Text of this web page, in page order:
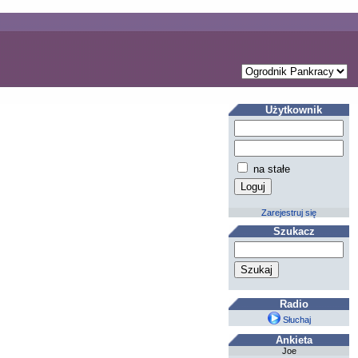
Użytkownik
na stałe
Zarejestruj się
Szukacz
Radio
Słuchaj
Ankieta
Joe